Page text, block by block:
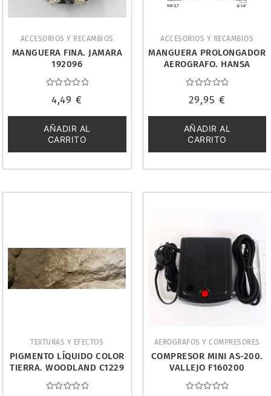
ACCESORIOS Y RECAMBIOS
MANGUERA FINA. JAMARA
192096
con
de
5
4,49€
AÑADIR AL
CARRITO
ACCESORIOS Y RECAMBIOS
MANGUERA PROLONGADOR
AEROGRAFO. HANSA
123883
con
de
5
29,95 €
AÑADIR AL
CARRITO
TEXTURAS Y EFECTOS
PIGMENTO LÍQUIDO COLOR
TIERRA. WOODLAND C1229
AEROGRAFOS Y COMPRESORES
COMPRESOR MINI AS-200.
VALLEJO F160200